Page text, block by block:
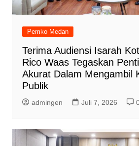
Pemko Medan
Terima Audiensi Isarah
Rico Waas Tegaskan
Akurat Dalam Mengambil
Publik
admingen Juli 7, 2026